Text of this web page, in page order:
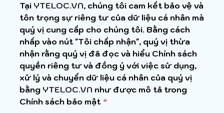
Tại YTELOC.VN, chúng tôi cam kết bảo vệ và
tôn trọng sự riêng tư của dữ liệu cá nhân mà
quý vị cung cấp cho chúng tôi. Bằng cách
nhấp vào nút "Tôi chấp nhận", quý vị thừa
nhận rằng quý vị đã đọc và hiểu Chính sách
quyền riêng tư và đồng ý với việc sử dụng,
xử lý và chuyển dữ liệu cá nhân của quý vị
bằng YTELOC.VN như được mô tả trong
Chính sách bảo mật *